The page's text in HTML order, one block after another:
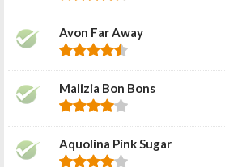
Avon Far Away
Malizia Bon Bons
Aquolina Pink Sugar